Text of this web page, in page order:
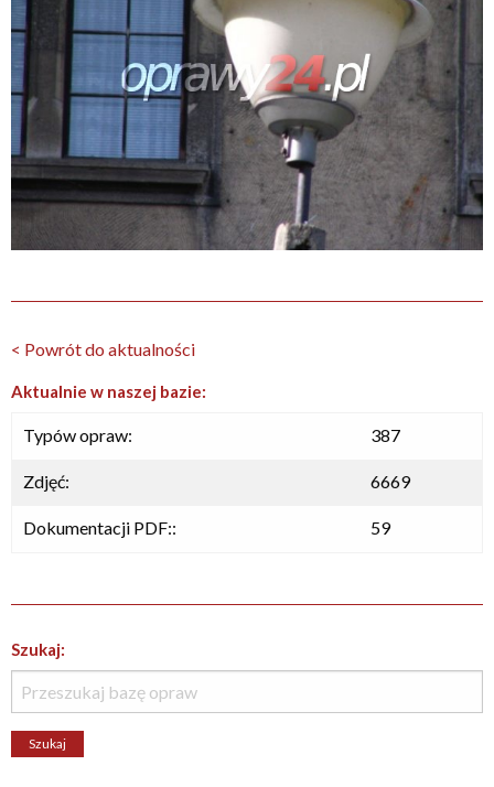
< Powrót do aktualności
Aktualnie w naszej bazie:
Typów opraw: 387
Zdjęć: 6669
Dokumentacji PDF:: 59
Szukaj: